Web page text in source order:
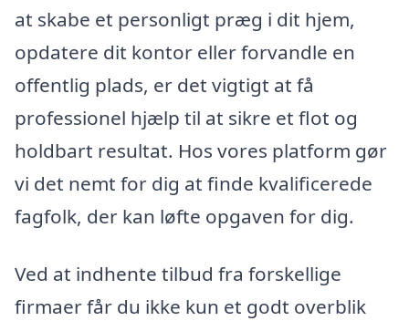
at skabe et personligt præg i dit hjem,
opdatere dit kontor eller forvandle en
offentlig plads, er det vigtigt at få
professionel hjælp til at sikre et flot og
holdbart resultat. Hos vores platform gør
vi det nemt for dig at finde kvalificerede
fagfolk, der kan løfte opgaven for dig.
Ved at indhente tilbud fra forskellige
firmaer får du ikke kun et godt overblik